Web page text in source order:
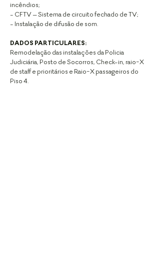
incêndios;
- CFTV – Sistema de circuito fechado de TV;
- Instalação de difusão de som.
DADOS PARTICULARES:
Remodelação das instalações da Policia
Judiciária, Posto de Socorros, Check-in, raio-X
de staff e prioritários e Raio-X passageiros do
Piso 4.